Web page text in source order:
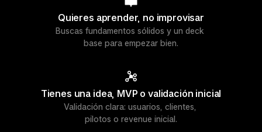
Quieres aprender, no improvisar
Buscas fundamentos sólidos y un deck
base para empezar bien.
Tienes una idea, MVP o validación inicial
Validación clara: usuarios, clientes,
pilotos o revenue inicial.